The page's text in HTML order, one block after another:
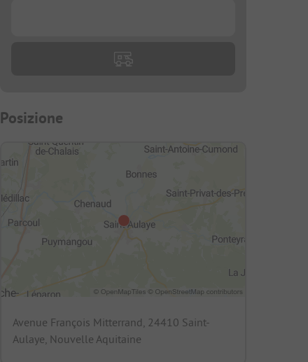
Posizione
Avenue François Mitterrand, 24410 Saint-
Aulaye, Nouvelle Aquitaine